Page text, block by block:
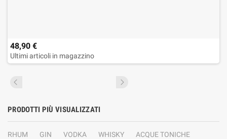
48,90 €
Ultimi articoli in magazzino
PRODOTTI PIÙ VISUALIZZATI
RHUM GIN VODKA WHISKY
ACQUE TONICHE